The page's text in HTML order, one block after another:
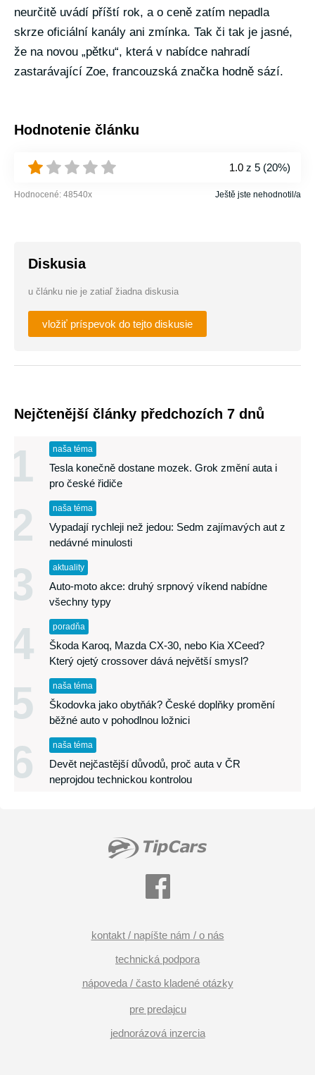
neurčitě uvádí příští rok, a o ceně zatím nepadla
skrze oficiální kanály ani zmínka. Tak či tak je jasné,
že na novou „pětku“, která v nabídce nahradí
zastarávající Zoe, francouzská značka hodně sází.
Hodnotenie článku
1.0 z 5 (20%)
Hodnocené: 48540x Ještě jste nehodnotil/a
Diskusia
u článku nie je zatiaľ žiadna diskusia
vložiť príspevok do tejto diskusie
Nejčtenější články předchozích 7 dnů
1 naša téma
Tesla konečně dostane mozek. Grok změní auta i
pro české řidiče
2 naša téma
Vypadají rychleji než jedou: Sedm zajímavých aut z
nedávné minulosti
3 aktuality
Auto-moto akce: druhý srpnový víkend nabídne
všechny typy
4 poradňa
Škoda Karoq, Mazda CX-30, nebo Kia XCeed?
Který ojetý crossover dává největší smysl?
5 naša téma
Škodovka jako obytňák? České doplňky promění
běžné auto v pohodlnou ložnici
6 naša téma
Devět nejčastější důvodů, proč auta v ČR
neprojdou technickou kontrolou
kontakt / napíšte nám / o nás
technická podpora
nápoveda / často kladené otázky
pre predajcu
jednorázová inzercia